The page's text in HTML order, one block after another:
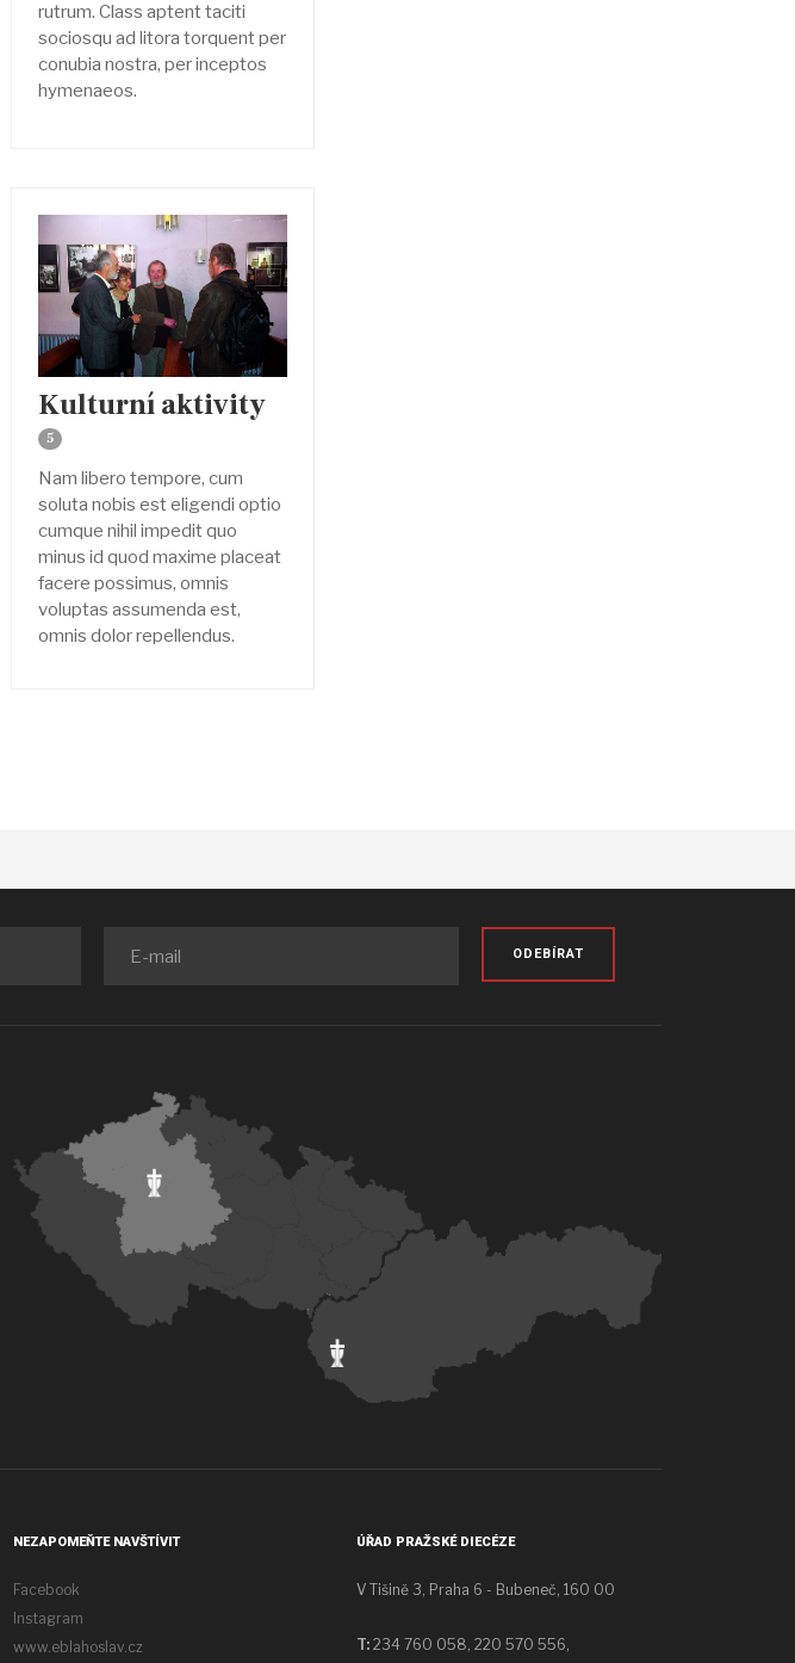
rutrum. Class aptent taciti
sociosqu ad litora torquent per
conubia nostra, per inceptos
hymenaeos.
Kulturní aktivity
5
Nam libero tempore, cum
soluta nobis est eligendi optio
cumque nihil impedit quo
minus id quod maxime placeat
facere possimus, omnis
voluptas assumenda est,
omnis dolor repellendus.
ODEBÍRAT
NEZAPOMEŇTE NAVŠTÍVIT
Facebook
Instagram
www.eblahoslav.cz
ÚŘAD PRAŽSKÉ DIECÉZE
V Tišině 3, Praha 6 - Bubeneč, 160 00
T: 234 760 058, 220 570 556,